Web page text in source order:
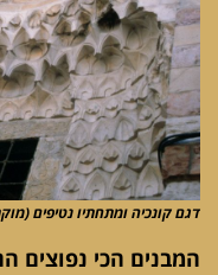
דגם קונכיה ומתחתיו נטיפים
המבנים הכי נפוצים